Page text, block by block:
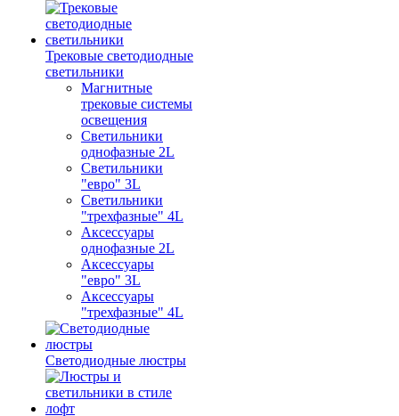
Трековые светодиодные
светильники
Магнитные
трековые системы
освещения
Светильники
однофазные 2L
Светильники
"евро" 3L
Светильники
"трехфазные" 4L
Аксессуары
однофазные 2L
Аксессуары
"евро" 3L
Аксессуары
"трехфазные" 4L
Светодиодные люстры